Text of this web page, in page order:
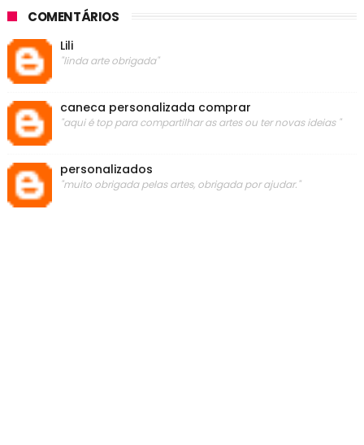
COMENTÁRIOS
Lili
"linda arte obrigada"
caneca personalizada comprar
"aqui é top para compartilhar as artes ou ter novas ideias "
personalizados
"muito obrigada pelas artes, obrigada por ajudar."